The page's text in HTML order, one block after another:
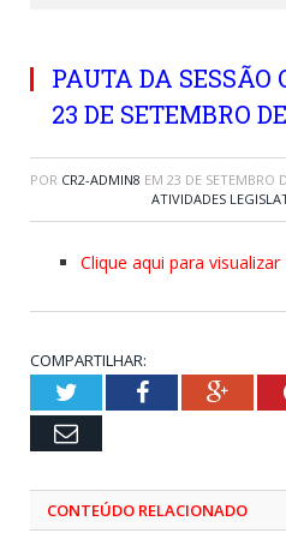
PAUTA DA SESSÃO
23 DE SETEMBRO
POR CR2-ADMIN8 EM 23 DE SETEMBRO
ATIVIDADES
Clique aqui para visualizar
COMPARTILHAR:
TwitterFacebook
Email
CONTEÚDO RELACIONADO